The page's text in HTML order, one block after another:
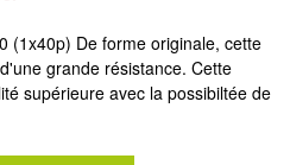
(1x40p) De forme originale, cette
grande résistance. Cette
supérieure avec la possibiltée de